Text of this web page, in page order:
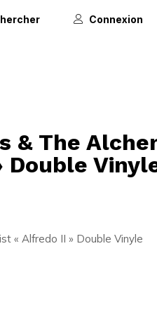
Connexion
& The
« Alfredo II » Double Vinyle